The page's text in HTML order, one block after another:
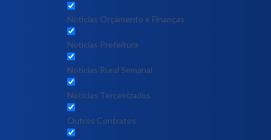
Notícias Orçamento e Finanças
Notícias Prefeitura
Notícias Rural Semanal
Notícias Terceirizados
Outros Contratos